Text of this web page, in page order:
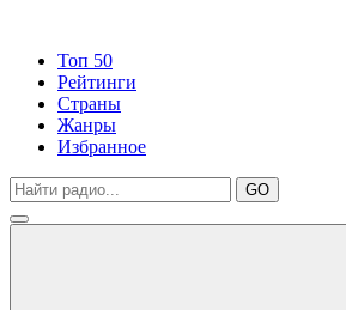
Топ 50
Рейтинги
Страны
Жанры
Избранное
GO